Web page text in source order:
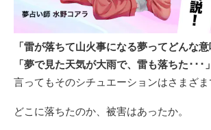
「雷が落ちて山火事になる夢ってどんな意
「夢で見た天気が大雨で、雷も落ちた･･･」
言ってもそのシチュエーションはさまざま
どこに落ちたのか、被害はあったか。